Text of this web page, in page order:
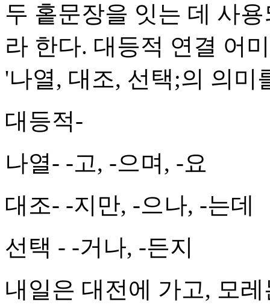
두 홑문장을 잇는 데 사
라 한다. 대등적 연결 어
'나열, 대조, 선택;의 의미
대등적-
나열- -고, -으며, -요
대조- -지만, -으나, -는데
선택 - -거나, -든지
내일은 대전에 가고, 모